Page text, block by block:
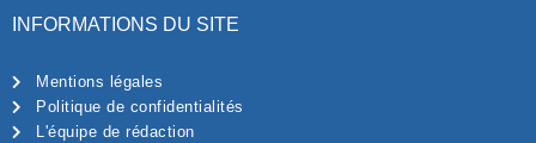
INFORMATIONS DU SITE
Mentions légales
Politique de confidentialités
L'équipe de rédaction